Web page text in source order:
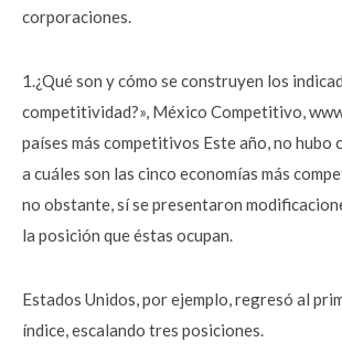
corporaciones.
1.¿Qué son y cómo se construyen los
competitividad?», México Competitivo,
países más competitivos Este año, no hubo
a cuáles son las cinco economías más
no obstante, sí se presentaron
la posición que éstas ocupan.
Estados Unidos, por ejemplo, regresó al
índice, escalando tres posiciones.